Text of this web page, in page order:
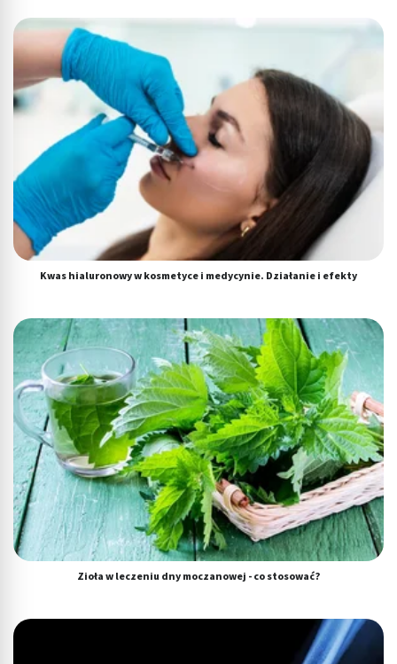
Kwas hialuronowy w kosmetyce i medycynie. Działanie i efekty
Zioła w leczeniu dny moczanowej - co stosować?